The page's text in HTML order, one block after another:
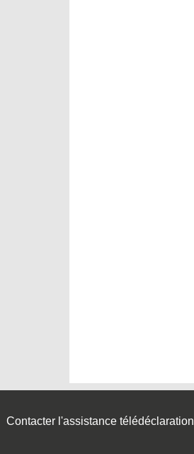
Contacter l'assistance télédéclaration